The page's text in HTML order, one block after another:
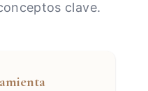
clave.